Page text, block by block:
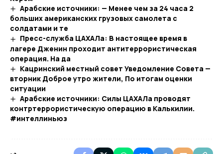
Арабские источники: — Менее чем за 24 часа 2
больших американских грузовых самолета с
солдатами и те
Пресс-служба ЦАХАЛа: В настоящее время в
лагере Дженин проходит антитеррористическая
операция. На да
Кацринский местный совет Уведомление Совета —
вторник Доброе утро жители, По итогам оценки
ситуации
Арабские источники: Силы ЦАХАЛа проводят
контртеррористическую операцию в Калькилии.
#интеллиньюз